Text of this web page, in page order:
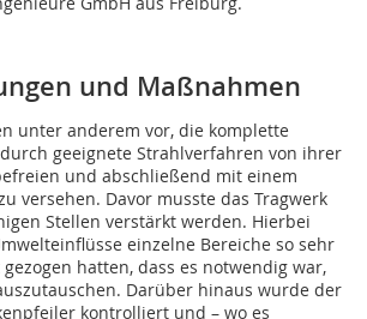
und Maßnahmen
unter anderem vor, die komplette
geeignete Strahlverfahren von ihrer
und abschließend mit einem
versehen. Davor musste das Tragwerk
Stellen verstärkt werden. Hierbei
einzelne Bereiche so sehr
hatten, dass es notwendig war,
Darüber hinaus wurde der
kontrolliert und – wo es